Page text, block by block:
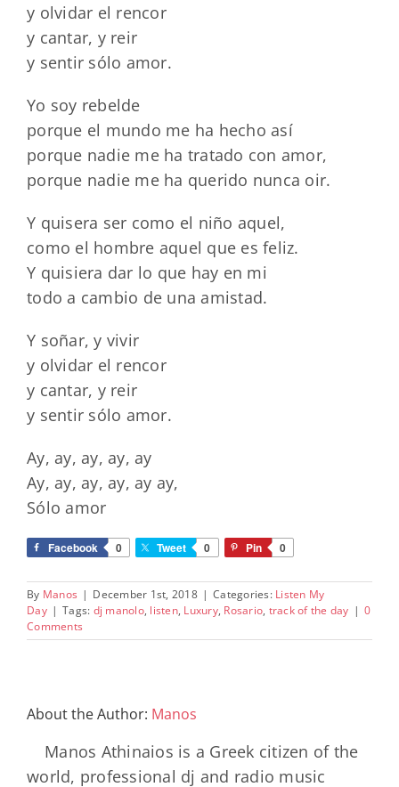
y olvidar el rencor
y cantar, y reir
y sentir sólo amor.
Yo soy rebelde
porque el mundo me ha hecho así
porque nadie me ha tratado con amor,
porque nadie me ha querido nunca oir.
Y quisera ser como el niño aquel,
como el hombre aquel que es feliz.
Y quisiera dar lo que hay en mi
todo a cambio de una amistad.
Y soñar, y vivir
y olvidar el rencor
y cantar, y reir
y sentir sólo amor.
Ay, ay, ay, ay, ay
Ay, ay, ay, ay, ay ay,
Sólo amor
Facebook 0 Tweet 0 Pin 0
By Manos | December 1st, 2018 | Categories: Listen My
Day | Tags: dj manolo, listen, Luxury, Rosario, track of the day | 0
Comments
About the Author: Manos
Manos Athinaios is a Greek citizen of the
world, professional dj and radio music